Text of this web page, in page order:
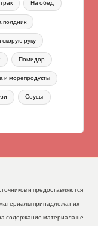
На обед
полдник
скорую руку
Помидор
и морепродукты
Соусы
и предоставляются
принадлежат их
содержание материала не